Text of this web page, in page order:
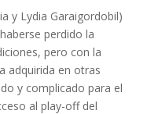
y Lydia Garaigordobil)
perdido la
pero con la
adquirida en otras
y complicado para el
al play-off del